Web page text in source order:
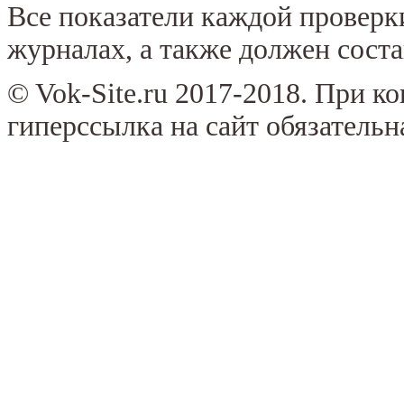
Все показатели каждой
журналах, а также должен
© Vok-Site.ru 2017-2018. При
гиперссылка на сайт